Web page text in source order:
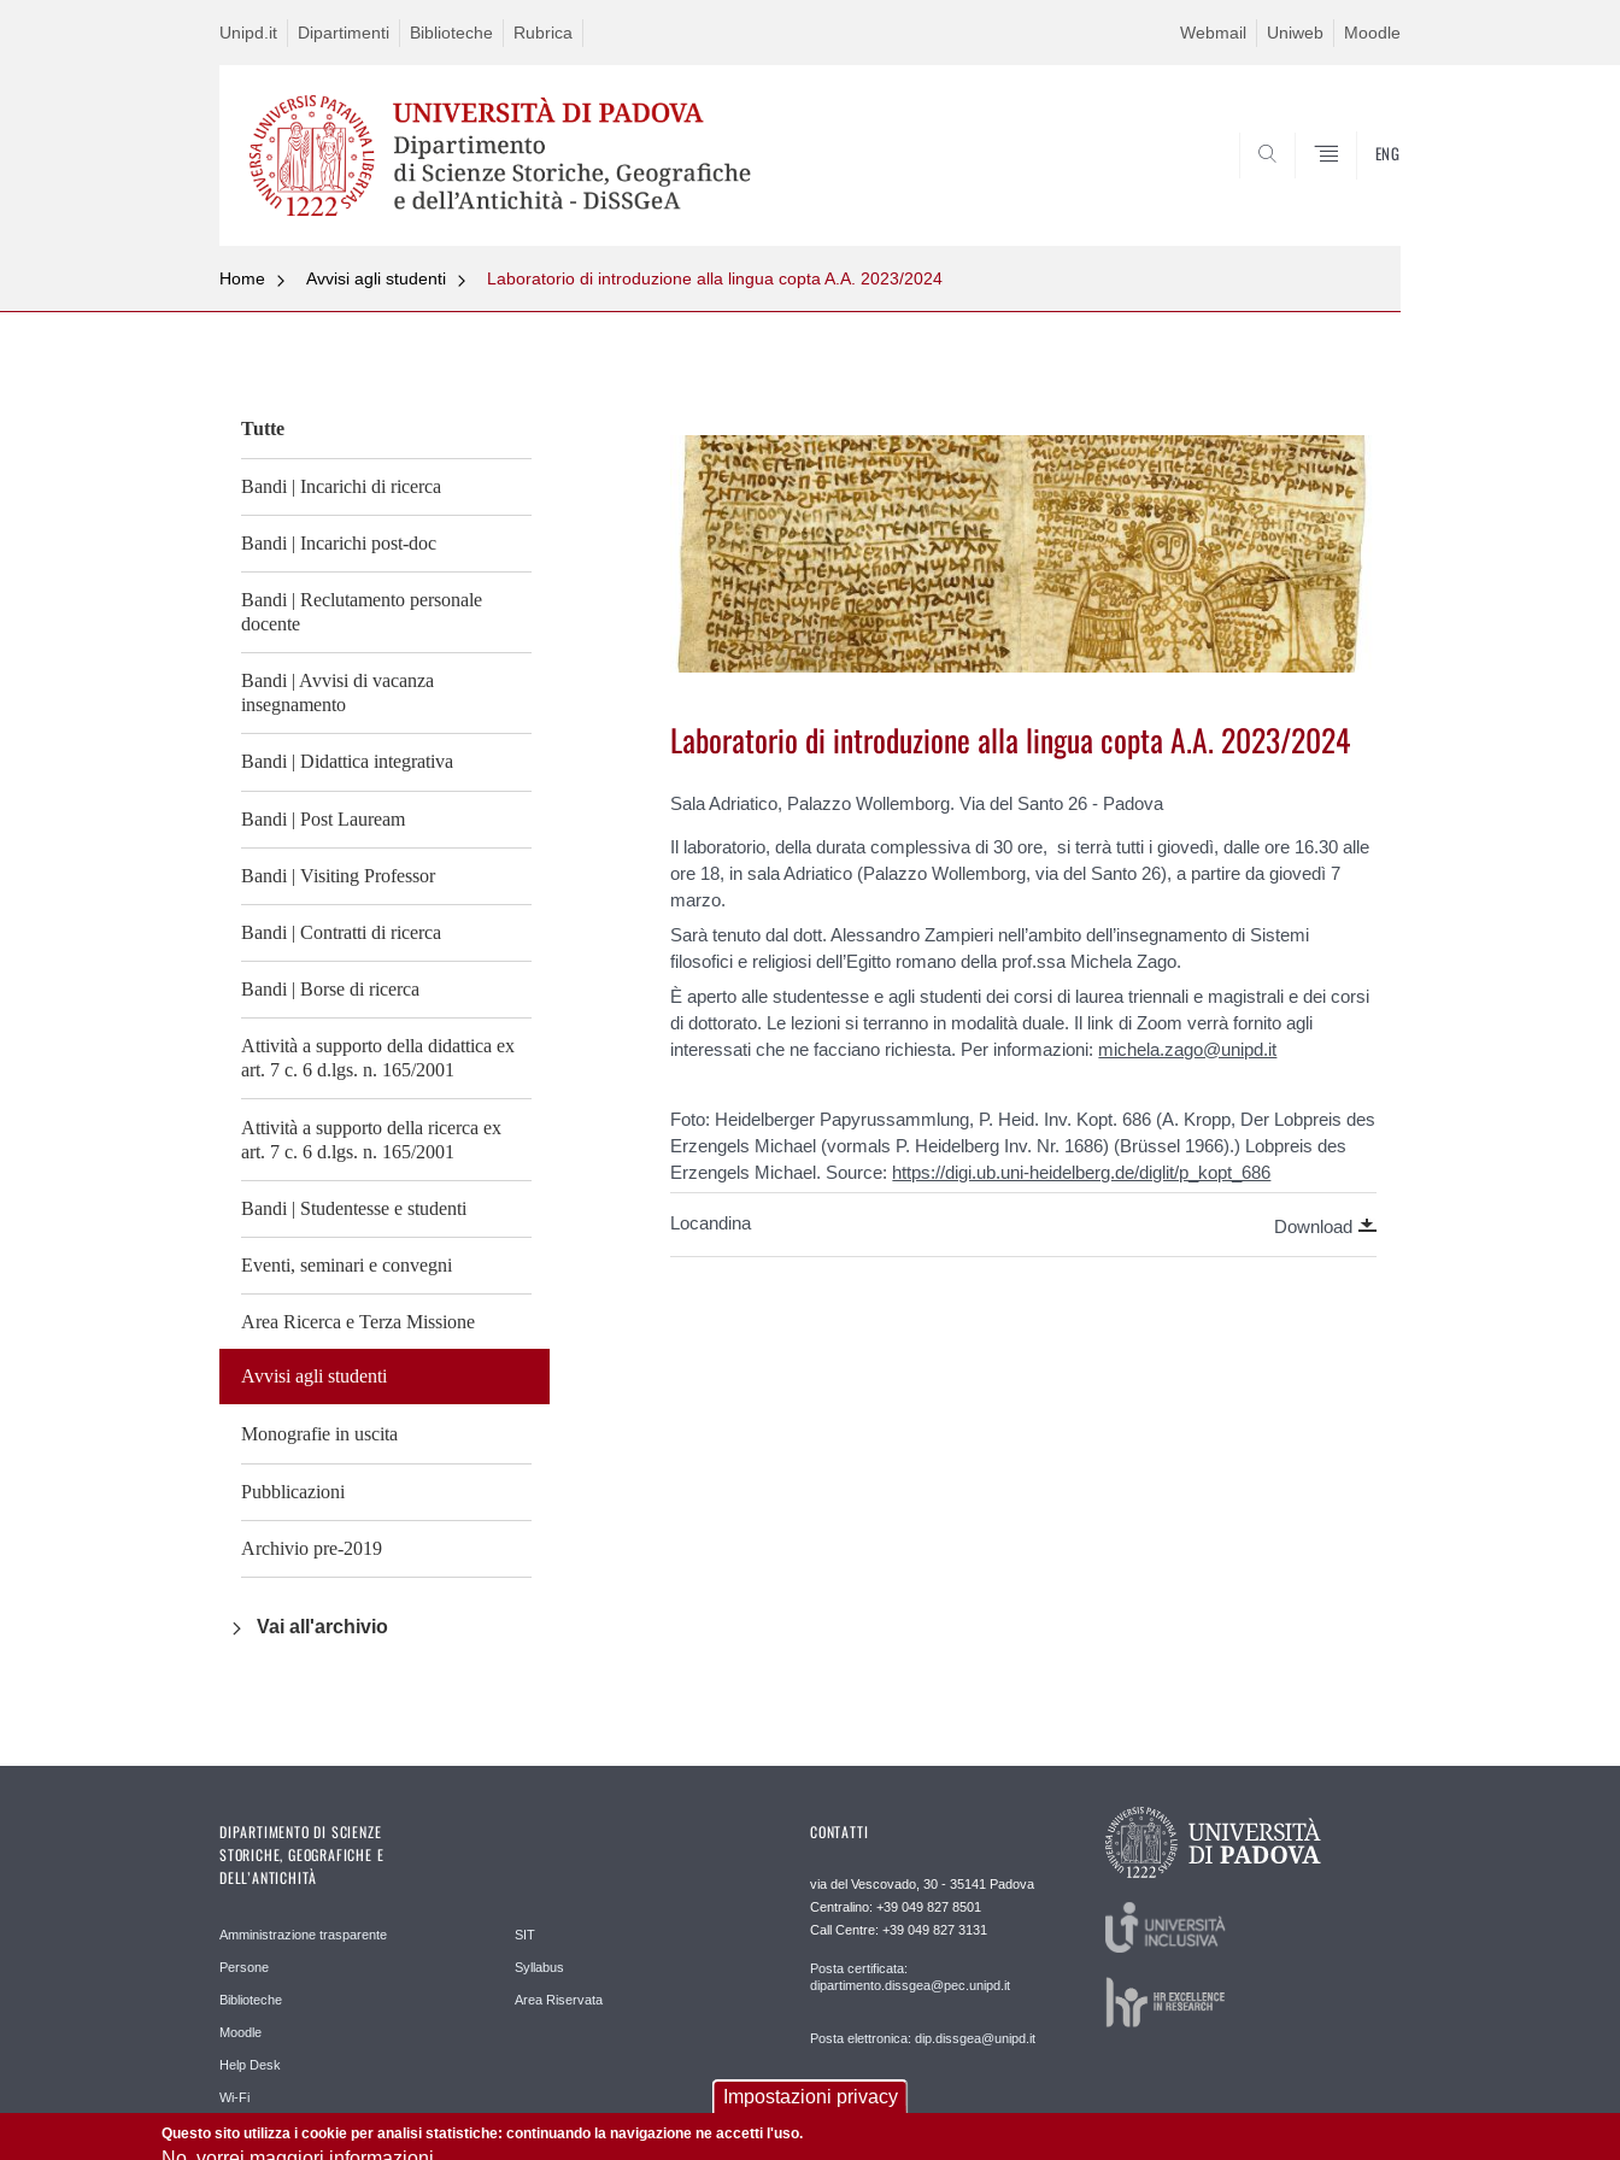
Unipd.it Dipartimenti Biblioteche Rubrica Webmail Uniweb Moodle
ENG
Home Avvisi agli studenti Laboratorio di introduzione alla lingua copta A.A. 2023/2024
Tutte
Bandi | Incarichi di ricerca
Bandi | Incarichi post-doc
Bandi | Reclutamento personale
docente
Bandi | Avvisi di vacanza
insegnamento
Bandi | Didattica integrativa
Bandi | Post Lauream
Bandi | Visiting Professor
Bandi | Contratti di ricerca
Bandi | Borse di ricerca
Attività a supporto della didattica ex
art. 7 c. 6 d.lgs. n. 165/2001
Attività a supporto della ricerca ex
art. 7 c. 6 d.lgs. n. 165/2001
Bandi | Studentesse e studenti
Eventi, seminari e convegni
Area Ricerca e Terza Missione
Avvisi agli studenti
Monografie in uscita
Pubblicazioni
Archivio pre-2019
Vai all'archivio
Laboratorio di introduzione alla lingua copta A.A. 2023/2024
Sala Adriatico, Palazzo Wollemborg. Via del Santo 26 - Padova
Il laboratorio, della durata complessiva di 30 ore, si terrà tutti i giovedì, dalle ore 16.30 alle
ore 18, in sala Adriatico (Palazzo Wollemborg, via del Santo 26), a partire da giovedì 7
marzo.
Sarà tenuto dal dott. Alessandro Zampieri nell’ambito dell’insegnamento di Sistemi
filosofici e religiosi dell’Egitto romano della prof.ssa Michela Zago.
È aperto alle studentesse e agli studenti dei corsi di laurea triennali e magistrali e dei corsi
di dottorato. Le lezioni si terranno in modalità duale. Il link di Zoom verrà fornito agli
interessati che ne facciano richiesta. Per informazioni: michela.zago@unipd.it
Foto: Heidelberger Papyrussammlung, P. Heid. Inv. Kopt. 686 (A. Kropp, Der Lobpreis des
Erzengels Michael (vormals P. Heidelberg Inv. Nr. 1686) (Brüssel 1966).) Lobpreis des
Erzengels Michael. Source: https://digi.ub.uni-heidelberg.de/diglit/p_kopt_686
Locandina Download
DIPARTIMENTO DI SCIENZE
STORICHE, GEOGRAFICHE E
DELL’ANTICHITÀ
Amministrazione trasparente
Persone
Biblioteche
Moodle
Help Desk
Wi-Fi
SIT
Syllabus
Area Riservata
CONTATTI
via del Vescovado, 30 - 35141 Padova
Centralino: +39 049 827 8501
Call Centre: +39 049 827 3131
Posta certificata:
dipartimento.dissgea@pec.unipd.it
Posta elettronica: dip.dissgea@unipd.it
Impostazioni privacy
Questo sito utilizza i cookie per analisi statistiche: continuando la navigazione ne accetti l'uso.